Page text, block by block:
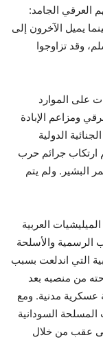
العرقي الجامد:
يميل الآخرون إلى
وقد تزاوجوا
على الموارد
ومزاعم الإبادة
الدولية
ارتكاب جرائم حرب
البشير. ولم يتم
من الميليشيات العربية
الرسمية والأسلحة
التي اندلعت بسبب
من منصبه بعد
عسكرية مدنية. ومع
السودانية
عقب من خلال